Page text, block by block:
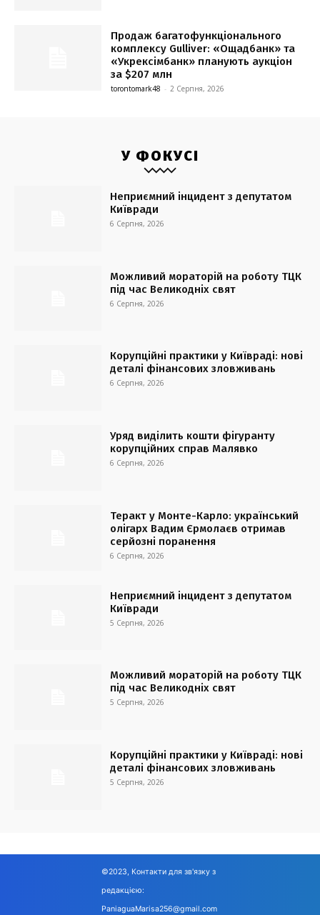
Продаж багатофункціонального
комплексу Gulliver: «Ощадбанк» та
«Укрексімбанк» планують аукціон
за $207 млн
torontomark48 - 2 Серпня, 2026
У ФОКУСІ
Неприємний інцидент з депутатом
Київради
6 Серпня, 2026
Можливий мораторій на роботу ТЦК
під час Великодніх свят
6 Серпня, 2026
Корупційні практики у Київраді: нові
деталі фінансових зловживань
6 Серпня, 2026
Уряд виділить кошти фігуранту
корупційних справ Малявко
6 Серпня, 2026
Теракт у Монте-Карло: український
олігарх Вадим Єрмолаєв отримав
серйозні поранення
6 Серпня, 2026
Неприємний інцидент з депутатом
Київради
5 Серпня, 2026
Можливий мораторій на роботу ТЦК
під час Великодніх свят
5 Серпня, 2026
Корупційні практики у Київраді: нові
деталі фінансових зловживань
5 Серпня, 2026
©2023, Контакти для зв'язку з
редакцією:
PaniaguaMarisa256@gmail.com